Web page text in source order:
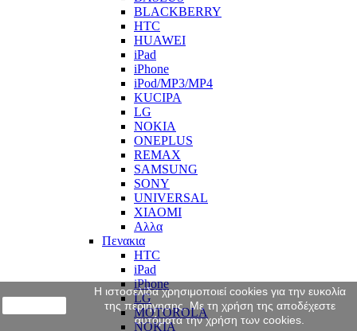
BLACKBERRY
HTC
HUAWEI
iPad
iPhone
iPod/MP3/MP4
KUCIPA
LG
NOKIA
ONEPLUS
REMAX
SAMSUNG
SONY
UNIVERSAL
XIAOMI
Αλλα
Πενακια
HTC
iPad
iPhone
LG
MOTOROLA
NOKIA
Η ιστοσελίδα χρησιμοποιεί cookies για την ευκολία
της περιήγησης. Με τη χρήση της αποδέχεστε
αυτόματα την χρήση των cookies.